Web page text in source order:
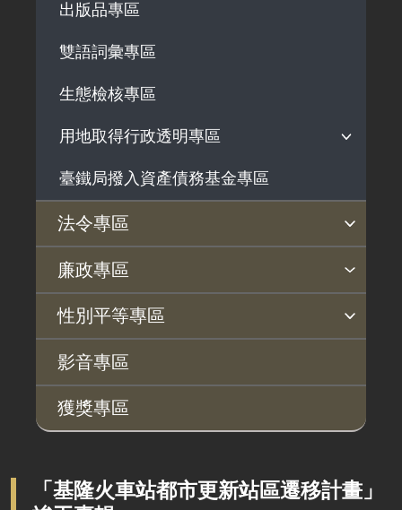
行政指導有關文書
施政計畫、業務統計及研究報告
預算與決算書
政策宣導廣告支出
出版品專區
雙語詞彙專區
生態檢核專區
用地取得行政透明專區
用地公告
用地法規
徵收案件資訊
臺鐵局撥入資產債務基金專區
法令專區
法令查詢
解釋性規定及裁量基準
法令英譯徵集意見專區
訴願文件下載
相關實務判解
相關網站資源
廉政專區
揭弊者保護專區
廉政訊息
利益衝突迴避園地
公務員廉政倫理規範
公職人員財產申報園地
廉政檢舉管道
桃地計畫廉政平臺專網
桃地計畫
廉政平臺
啟動儀式及交流座談會
定期聯繫會議
性別平等專區
性別平等工作小組
宣傳事項
性別平等推動計畫
性別平等統計分析
性別平等影響評估
性騷擾防治
相關網站
影音專區
獲獎專區
「基隆火車站都市更新站區遷移計畫」